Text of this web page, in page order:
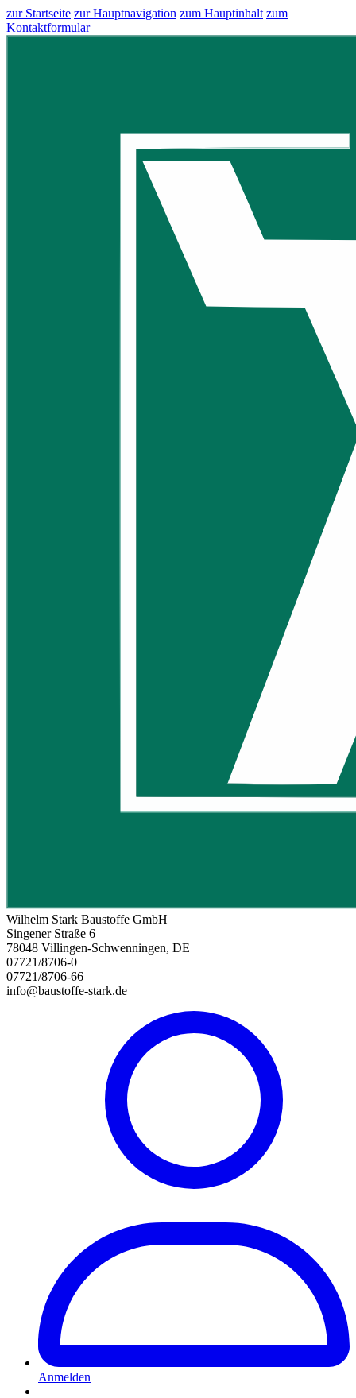
zur Startseite zur Hauptnavigation zum Hauptinhalt zum
Kontaktformular
Wilhelm Stark Baustoffe GmbH
Singener Straße 6
78048 Villingen-Schwenningen, DE
07721/8706-0
07721/8706-66
info@baustoffe-stark.de
Anmelden